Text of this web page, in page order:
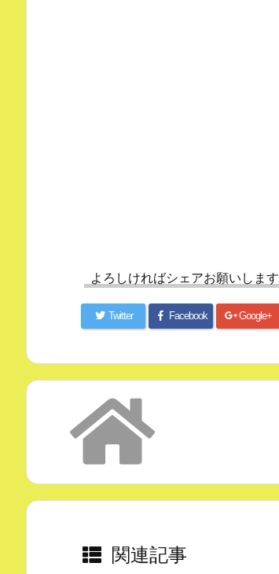
よろしければシェアお願いします
Twitter Facebook Google+
関連記事